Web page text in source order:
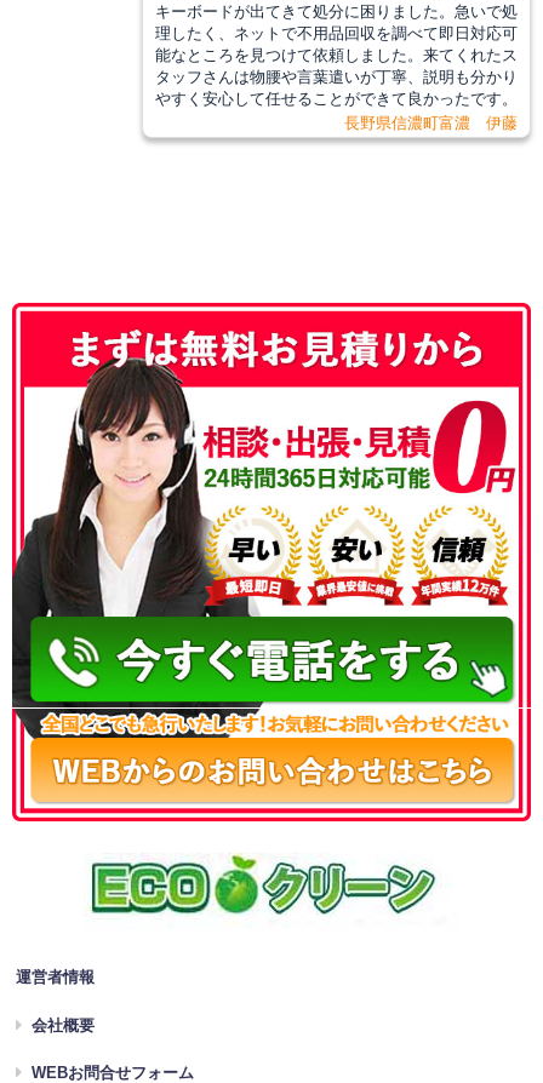
キーボードが出てきて処分に困りました。急いで処
理したく、ネットで不用品回収を調べて即日対応可
能なところを見つけて依頼しました。来てくれたス
タッフさんは物腰や言葉遣いが丁寧、説明も分かり
やすく安心して任せることができて良かったです。
長野県信濃町富濃 伊藤
050-3186-4780
運営者情報
会社概要
WEBお問合せフォーム